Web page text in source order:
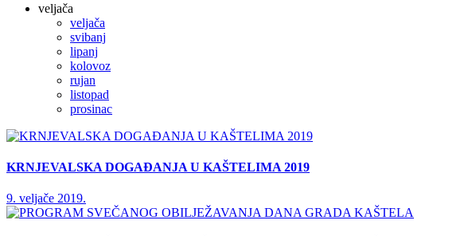
veljača
veljača
svibanj
lipanj
kolovoz
rujan
listopad
prosinac
KRNJEVALSKA DOGAĐANJA U KAŠTELIMA 2019
9. veljače 2019.